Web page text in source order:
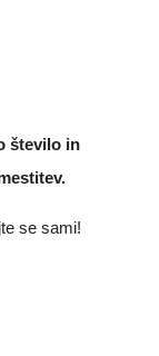
število in
se sami!